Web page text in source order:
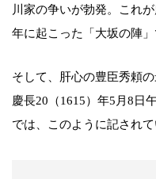
川家の争いが勃発。これ
年に起こった「大坂の陣」
そして、肝心の豊臣秀頼の
慶長20（1615）年5月8日
では、このように記されて